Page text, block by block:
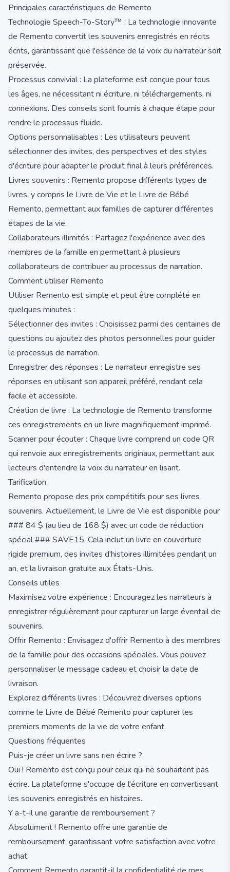
Principales caractéristiques de Remento
Technologie Speech-To-Story™ : La technologie innovante
de Remento convertit les souvenirs enregistrés en récits
écrits, garantissant que l'essence de la voix du narrateur soit
préservée.
Processus convivial : La plateforme est conçue pour tous
les âges, ne nécessitant ni écriture, ni téléchargements, ni
connexions. Des conseils sont fournis à chaque étape pour
rendre le processus fluide.
Options personnalisables : Les utilisateurs peuvent
sélectionner des invites, des perspectives et des styles
d'écriture pour adapter le produit final à leurs préférences.
Livres souvenirs : Remento propose différents types de
livres, y compris le Livre de Vie et le Livre de Bébé
Remento, permettant aux familles de capturer différentes
étapes de la vie.
Collaborateurs illimités : Partagez l'expérience avec des
membres de la famille en permettant à plusieurs
collaborateurs de contribuer au processus de narration.
Comment utiliser Remento
Utiliser Remento est simple et peut être complété en
quelques minutes :
Sélectionner des invites : Choisissez parmi des centaines de
questions ou ajoutez des photos personnelles pour guider
le processus de narration.
Enregistrer des réponses : Le narrateur enregistre ses
réponses en utilisant son appareil préféré, rendant cela
facile et accessible.
Création de livre : La technologie de Remento transforme
ces enregistrements en un livre magnifiquement imprimé.
Scanner pour écouter : Chaque livre comprend un code QR
qui renvoie aux enregistrements originaux, permettant aux
lecteurs d'entendre la voix du narrateur en lisant.
Tarification
Remento propose des prix compétitifs pour ses livres
souvenirs. Actuellement, le Livre de Vie est disponible pour
### 84 $ (au lieu de 168 $) avec un code de réduction
spécial ### SAVE15. Cela inclut un livre en couverture
rigide premium, des invites d'histoires illimitées pendant un
an, et la livraison gratuite aux États-Unis.
Conseils utiles
Maximisez votre expérience : Encouragez les narrateurs à
enregistrer régulièrement pour capturer un large éventail de
souvenirs.
Offrir Remento : Envisagez d'offrir Remento à des membres
de la famille pour des occasions spéciales. Vous pouvez
personnaliser le message cadeau et choisir la date de
livraison.
Explorez différents livres : Découvrez diverses options
comme le Livre de Bébé Remento pour capturer les
premiers moments de la vie de votre enfant.
Questions fréquentes
Puis-je créer un livre sans rien écrire ?
Oui ! Remento est conçu pour ceux qui ne souhaitent pas
écrire. La plateforme s'occupe de l'écriture en convertissant
les souvenirs enregistrés en histoires.
Y a-t-il une garantie de remboursement ?
Absolument ! Remento offre une garantie de
remboursement, garantissant votre satisfaction avec votre
achat.